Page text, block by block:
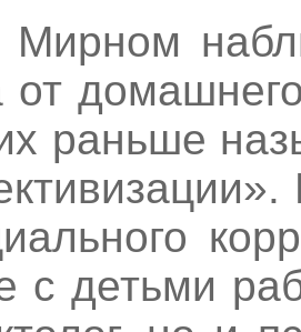
от
раньше
детьми